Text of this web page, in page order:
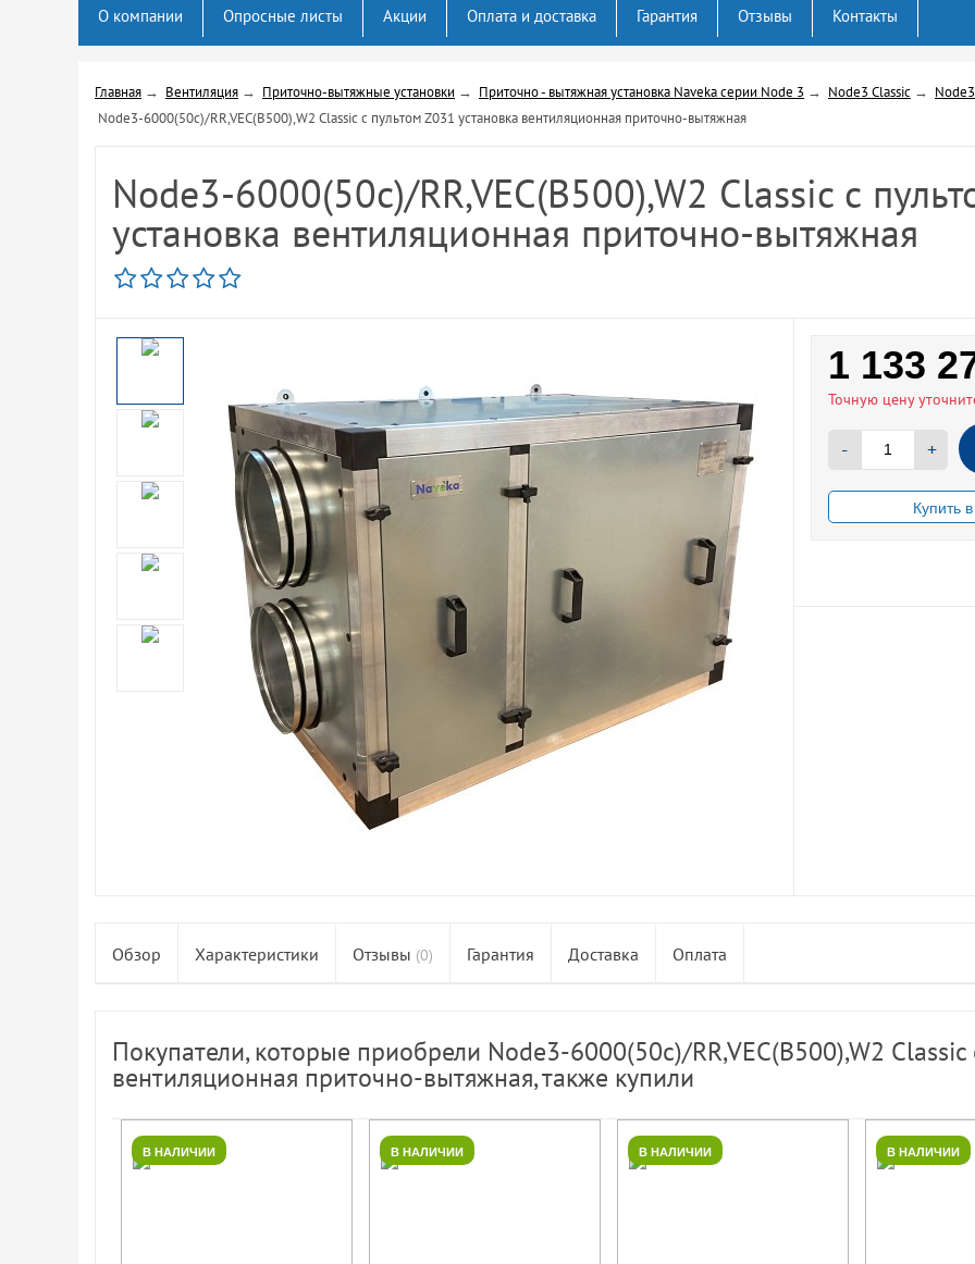
О компании Опросные листы Акции Оплата и доставка Гарантия Отзывы Контакты
Главная → Вентиляция → Приточно-вытяжные установки → Приточно - вытяжная установка Naveka серии Node 3 → Node3 Classic →
Node3-6000(50c)/RR,VEC(B500),W2 Classic с пультом Z031 установка вентиляционная приточно-вытяжная
Node3-6000(50c)/RR,VEC(B500),W2 Classic с
установка вентиляционная приточно-вытяжная
1 133
Точную цену
- +
Обзор Характеристики Отзывы (0) Гарантия Доставка Оплата
Покупатели, которые приобрели Node3-6000(50c)/RR,VEC(B500),W2 Classic
вентиляционная приточно-вытяжная, также купили
В НАЛИЧИИ В НАЛИЧИИ В НАЛИЧИИ В НАЛИЧИИ